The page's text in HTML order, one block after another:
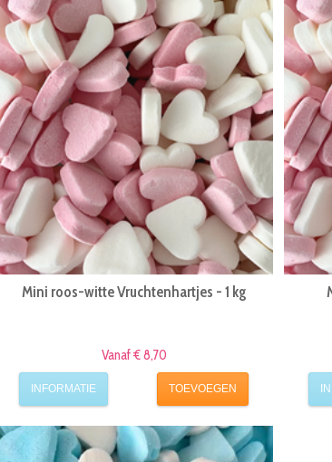
Mini roos-witte Vruchtenhartjes - 1 kg
Vanaf € 8,70
INFORMATIE TOEVOEGEN